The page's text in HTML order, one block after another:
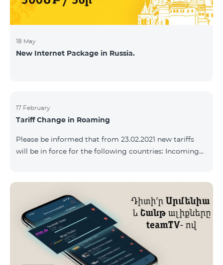
18 May
New Internet Package in Russia.
17 February
Tariff Change in Roaming
Please be informed that from 23.02.2021 new tariffs
will be in force for the following countries: Incoming
SMS – 250 AMD Internet – 7000 AMD/MB Country list:
Bermuda, Burkina Faso, Cape Verde, Cuba, Equatorial
Guinea, Ethiopia, Gambia, Guinea, Madagascar, Malawi,
Maldives, Mongolia, Namibia, Niger,